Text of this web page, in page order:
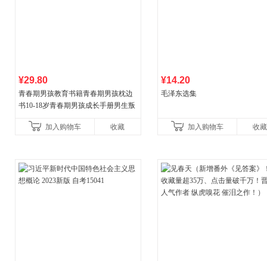
¥29.80
青春期男孩教育书籍青春期男孩枕边
书10-18岁青春期男孩成长手册男生叛
育书
加入购物车 收藏
¥14.20
毛泽东选集
加入购物车 收藏